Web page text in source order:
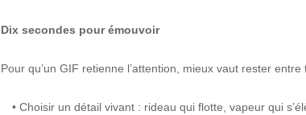
Dix secondes pour émouvoir
Pour qu’un GIF retienne l’attention, mieux vaut rester
• Choisir un détail vivant : rideau qui flotte, vapeur qui